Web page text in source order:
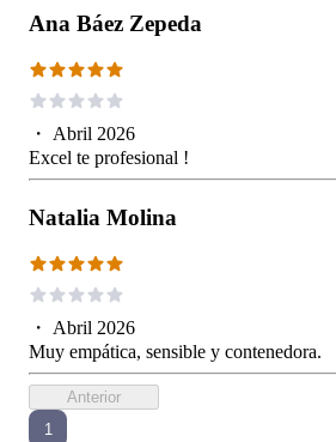
Ana Báez Zepeda
・ Abril 2026
Excel te profesional !
Natalia Molina
・ Abril 2026
Muy empática, sensible y contenedora.
Anterior
1